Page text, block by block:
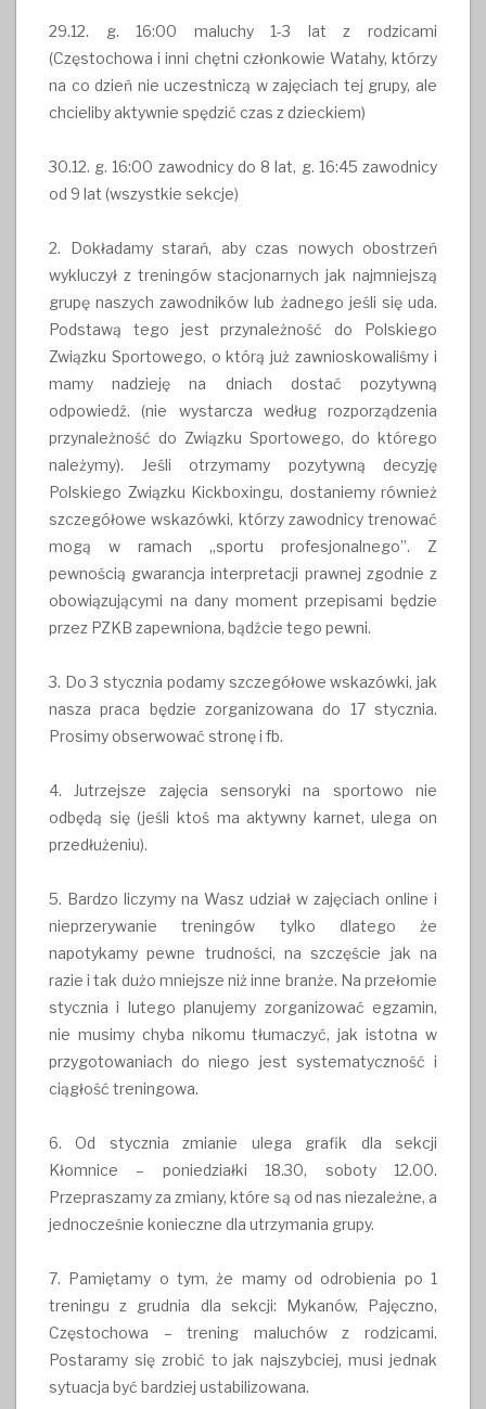
29.12. g. 16:00 maluchy 1-3 lat z rodzicami
(Częstochowa i inni chętni członkowie Watahy, którzy
na co dzień nie uczestniczą w zajęciach tej grupy, ale
chcieliby aktywnie spędzić czas z dzieckiem)
30.12. g. 16:00 zawodnicy do 8 lat, g. 16:45 zawodnicy
od 9 lat (wszystkie sekcje)
2. Dokładamy starań, aby czas nowych obostrzeń
wykluczył z treningów stacjonarnych jak najmniejszą
grupę naszych zawodników lub żadnego jeśli się uda.
Podstawą tego jest przynależność do Polskiego
Związku Sportowego, o którą już zawnioskowaliśmy i
mamy nadzieję na dniach dostać pozytywną
odpowiedź. (nie wystarcza według rozporządzenia
przynależność do Związku Sportowego, do którego
należymy). Jeśli otrzymamy pozytywną decyzję
Polskiego Związku Kickboxingu, dostaniemy również
szczegółowe wskazówki, którzy zawodnicy trenować
mogą w ramach „sportu profesjonalnego”. Z
pewnością gwarancja interpretacji prawnej zgodnie z
obowiązującymi na dany moment przepisami będzie
przez PZKB zapewniona, bądźcie tego pewni.
3. Do 3 stycznia podamy szczegółowe wskazówki, jak
nasza praca będzie zorganizowana do 17 stycznia.
Prosimy obserwować stronę i fb.
4. Jutrzejsze zajęcia sensoryki na sportowo nie
odbędą się (jeśli ktoś ma aktywny karnet, ulega on
przedłużeniu).
5. Bardzo liczymy na Wasz udział w zajęciach online i
nieprzerywanie treningów tylko dlatego że
napotykamy pewne trudności, na szczęście jak na
razie i tak dużo mniejsze niż inne branże. Na przełomie
stycznia i lutego planujemy zorganizować egzamin,
nie musimy chyba nikomu tłumaczyć, jak istotna w
przygotowaniach do niego jest systematyczność i
ciągłość treningowa.
6. Od stycznia zmianie ulega grafik dla sekcji
Kłomnice – poniedziałki 18.30, soboty 12.00.
Przepraszamy za zmiany, które są od nas niezależne, a
jednocześnie konieczne dla utrzymania grupy.
7. Pamiętamy o tym, że mamy od odrobienia po 1
treningu z grudnia dla sekcji: Mykanów, Pajęczno,
Częstochowa – trening maluchów z rodzicami.
Postaramy się zrobić to jak najszybciej, musi jednak
sytuacja być bardziej ustabilizowana.